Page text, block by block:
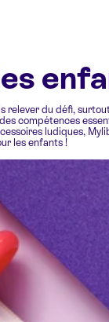
du défi,
compétences
ludiques,
les enfants !